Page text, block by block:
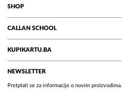
SHOP
CALLAN SCHOOL
KUPIKARTU.BA
NEWSLETTER
Pretplati se za informacije o novim proizvodima.